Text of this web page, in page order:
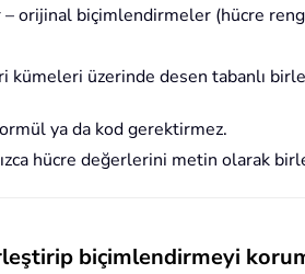
– orijinal biçimlendirmeler (hücre
üzerinde desen tabanlı
ya da kod gerektirmez.
hücre değerlerini metin olarak
biçimlendirmeyi